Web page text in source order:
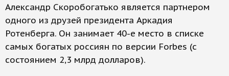
Александр Скоробогатько является партнером
одного из друзей президента Аркадия
Ротенберга. Он занимает 40-е место в списке
самых богатых россиян по версии Forbes (с
состоянием 2,3 млрд долларов).